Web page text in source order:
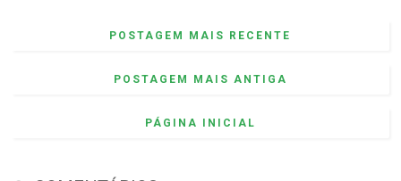
POSTAGEM MAIS RECENTE
POSTAGEM MAIS ANTIGA
PÁGINA INICIAL